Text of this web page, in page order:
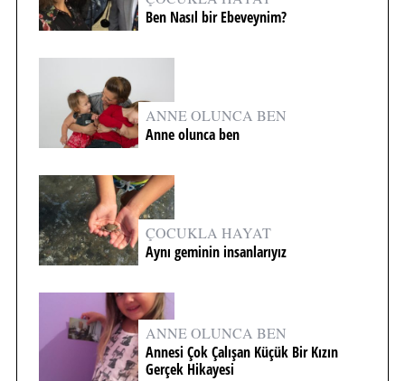
Ben Nasıl bir Ebeveynim?
ANNE OLUNCA BEN
Anne olunca ben
ÇOCUKLA HAYAT
Aynı geminin insanlarıyız
ANNE OLUNCA BEN
Annesi Çok Çalışan Küçük Bir Kızın
Gerçek Hikayesi